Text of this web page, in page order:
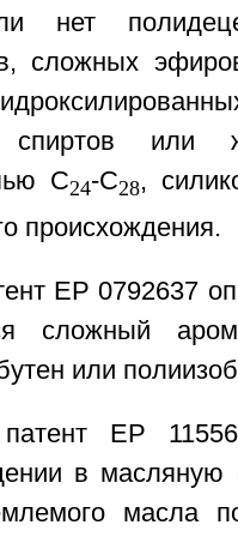
нет
сложных
спиртов или
С24-С28,
происхождения.
ЕР 0792637
сложный
или
ЕР
в масляную
масла